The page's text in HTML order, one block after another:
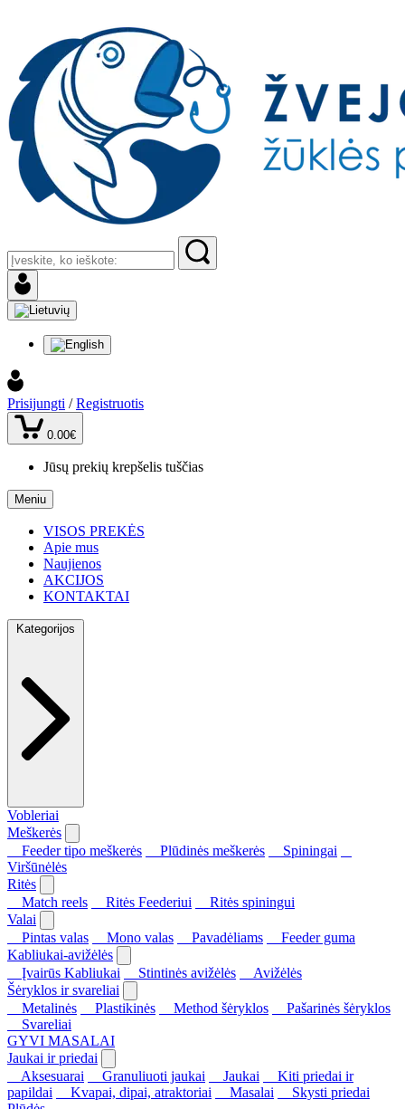
Prisijungti / Registruotis
0.00€
Jūsų prekių krepšelis tuščias
Meniu
VISOS PREKĖS
Apie mus
Naujienos
AKCIJOS
KONTAKTAI
Kategorijos
Vobleriai
Meškerės
Feeder tipo meškerės
Plūdinės meškerės
Spiningai
Viršūnėlės
Ritės
Match reels
Ritės Feederiui
Ritės spiningui
Valai
Pintas valas
Mono valas Pavadėliams
Feeder guma
Kabliukai-avižėlės
Įvairūs Kabliukai
Stintinės avižėlės
Avižėlės
Šėryklos ir svareliai
Metalinės
Plastikinės Method šėryklos
Pašarinės šėryklos
Svareliai
GYVI MASALAI
Jaukai ir priedai
Aksesuarai
Granuliuoti jaukai Jaukai
Kiti priedai ir
papildai
Kvapai, dipai, atraktoriai Masalai
Skysti priedai